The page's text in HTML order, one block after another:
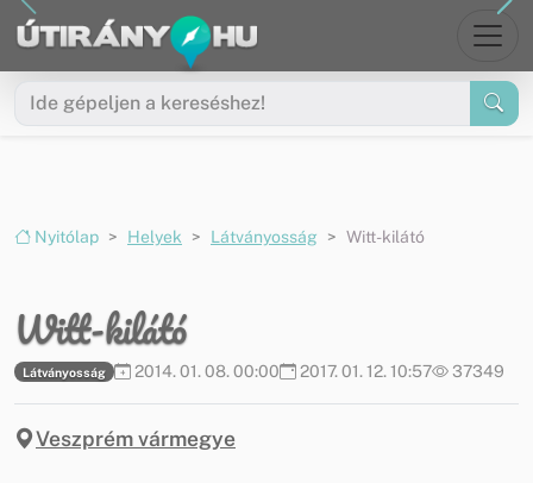
Ugrás a menüre
Ugrás a tartalomra
Nyitólap Helyek Látványosság Witt-kilátó
Witt-kilátó
Látványosság 2014. 01. 08. 00:00 2017. 01. 12. 10:57 37349
Veszprém vármegye